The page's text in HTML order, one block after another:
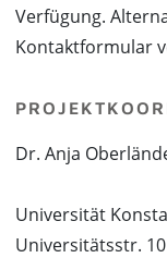
Verfügung.
Kontaktformular
Dr. Anja
Universität
Universitätsstr. 10